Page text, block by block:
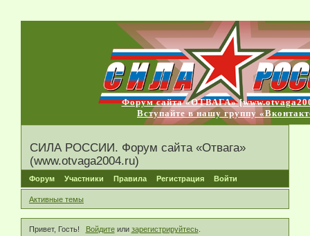
Форум сайта «ОТВАГА»
Вступайте в нашу группу
СИЛА РОССИИ. Форум сайта «Отвага»
(www.otvaga2004.ru)
Форум Участники Правила Регистрация Войти
Активные темы
Привет, Гость! Войдитеили зарегистрируйтесь.